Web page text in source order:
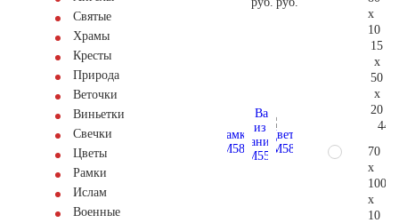
Святые
Храмы
Кресты
Природа
Веточки
Виньетки
Свечки
Цветы
Рамки
Ислам
Военные
x
10
15
x
50
x
20
70
x
100
x
10